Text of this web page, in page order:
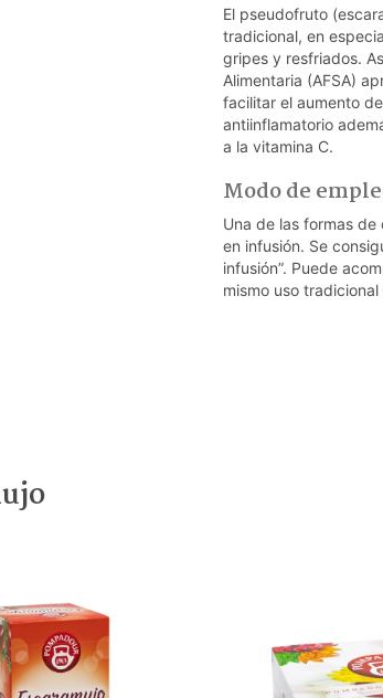
El pseudofruto
tradicional, en
gripes y resfriados.
Alimentaria (AFSA)
facilitar el aumento
antiinflamatorio
a la vitamina C.
Modo de
Una de las formas
en infusión. Se
infusión”. Puede
mismo uso